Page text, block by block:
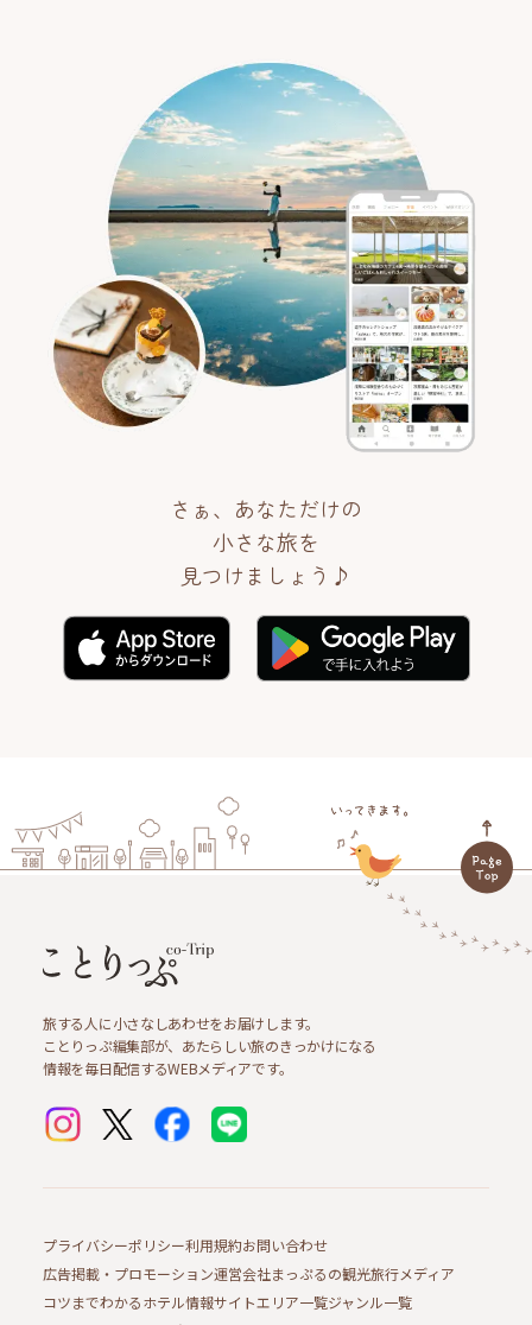
さぁ、あなただけの
小さな旅を
見つけましょう♪
旅する人に小さなしあわせをお届けします。
ことりっぷ編集部が、あたらしい旅のきっかけになる
情報を毎日配信するWEBメディアです。
プライバシーポリシー利用規約お問い合わせ
広告掲載・プロモーション運営会社まっぷるの観光旅行メディア
コツまでわかるホテル情報サイトエリア一覧ジャンル一覧